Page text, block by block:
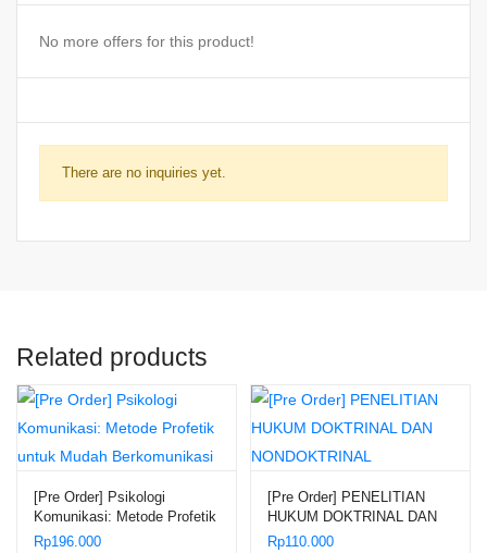
No more offers for this product!
There are no inquiries yet.
Related products
[Pre Order] Psikologi
Komunikasi: Metode Profetik
untuk Mudah Berkomunikasi
Rp196.000
[Pre Order] PENELITIAN
HUKUM DOKTRINAL DAN
NONDOKTRINAL
Rp110.000